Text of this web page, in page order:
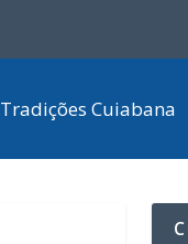
Tradições Cuiabana